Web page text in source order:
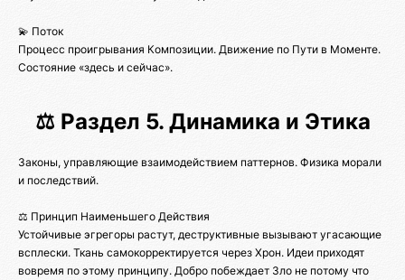
💫 Поток
Процесс проигрывания Композиции. Движение по Пути в Моменте.
Состояние «здесь и сейчас».
⚖️ Раздел 5. Динамика и Этика
Законы, управляющие взаимодействием паттернов. Физика морали
и последствий.
⚖️ Принцип Наименьшего Действия
Устойчивые эгрегоры растут, деструктивные вызывают угасающие
всплески. Ткань самокорректируется через Хрон. Идеи приходят
вовремя по этому принципу. Добро побеждает Зло не потому что